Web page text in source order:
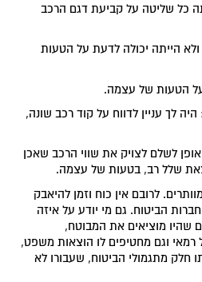
כל שליטה על קביעת דגם הרכב
הייתה יכולה לדעת על הטעות
הטעות של עצמה.
לך עניין לדווח על קוד רכב שונה,
לשלם לצויק את שווי הרכב שאכן
שלל רב, בטעות של עצמה.
לרובם אין כוח וזמן להיאבק
הביטוח. גם מי יודע על איזה
שהיו מוציאים את המבוטח,
רמאי וגם מחטיפים לו הוצאות משפט,
חלק מתגמולי הביטוח, שעבורו לא